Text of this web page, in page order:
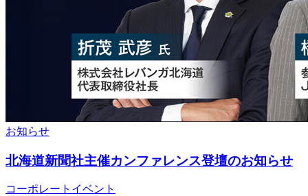
お知らせ
北海道新聞社主催カンファレンス登壇のお知らせ
コーポレート イベント